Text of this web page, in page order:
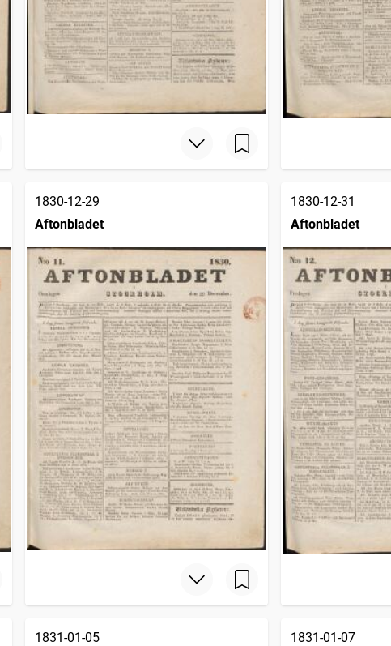
1830-12-29
Aftonbladet
1830-12-31
Aftonbladet
1831-01-05
1831-01-07